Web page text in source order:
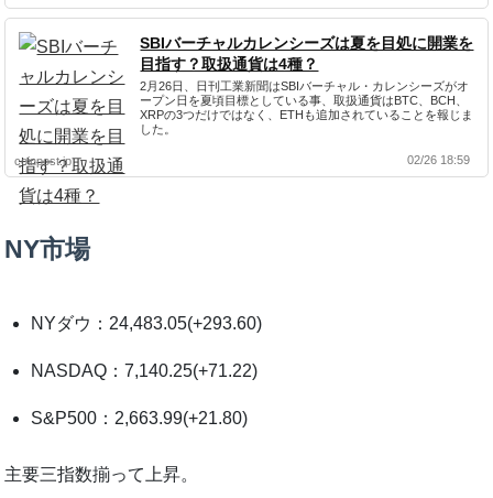
SBIバーチャルカレンシーズは夏を目処に開業を
目指す？取扱通貨は4種？
2月26日、日刊工業新聞はSBIバーチャル・カレンシーズがオ
ープン日を夏頃目標としている事、取扱通貨はBTC、BCH、
XRPの3つだけではなく、ETHも追加されていることを報じま
した。
coinpost.jp 02/26 18:59
NY市場
NYダウ：24,483.05(+293.60)
NASDAQ：7,140.25(+71.22)
S&P500：2,663.99(+21.80)
主要三指数揃って上昇。